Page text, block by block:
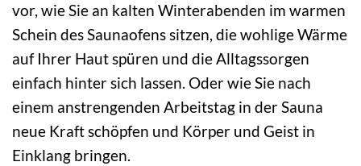
vor, wie Sie an kalten Winterabenden im warmen
Schein des Saunaofens sitzen, die wohlige Wärme
auf Ihrer Haut spüren und die Alltagssorgen
einfach hinter sich lassen. Oder wie Sie nach
einem anstrengenden Arbeitstag in der Sauna
neue Kraft schöpfen und Körper und Geist in
Einklang bringen.